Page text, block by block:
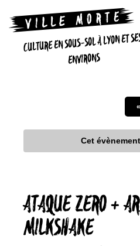
CULTURE EN SOUS-SOL À LYON ET
ENVIRONS
Cet
ATAQUE ZERO +
MILKSHAKE